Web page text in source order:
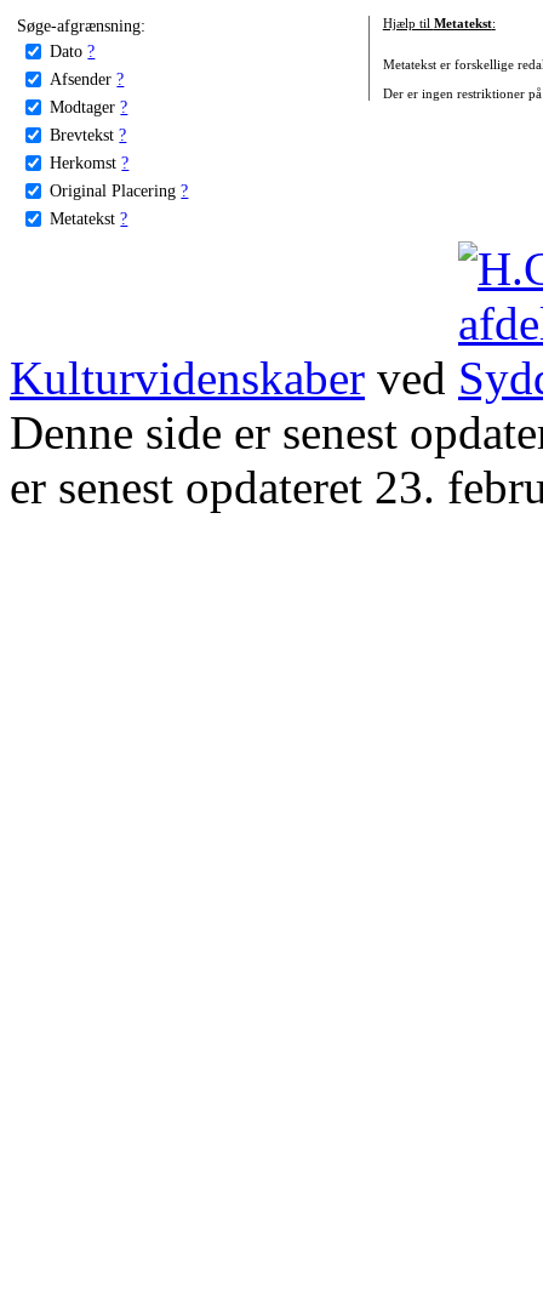
Søge-afgrænsning:
Dato ?
Afsender ?
Modtager ?
Brevtekst ?
Herkomst ?
Original Placering ?
Metatekst ?
Hjælp til Metatekst:
Metatekst er forskellige
Der er ingen restriktioner
Kulturvidenskaber ved
Denne side er senest
er senest opdateret 23.